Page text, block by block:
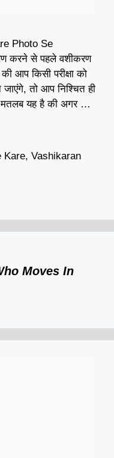
Photo Se
करने से पहले वशीकरण
आप किसी परीक्षा को
जाएंगे, तो आप निश्चित ही
मतलब यह है की अगर …
Kare,Vashikaran
Moves In